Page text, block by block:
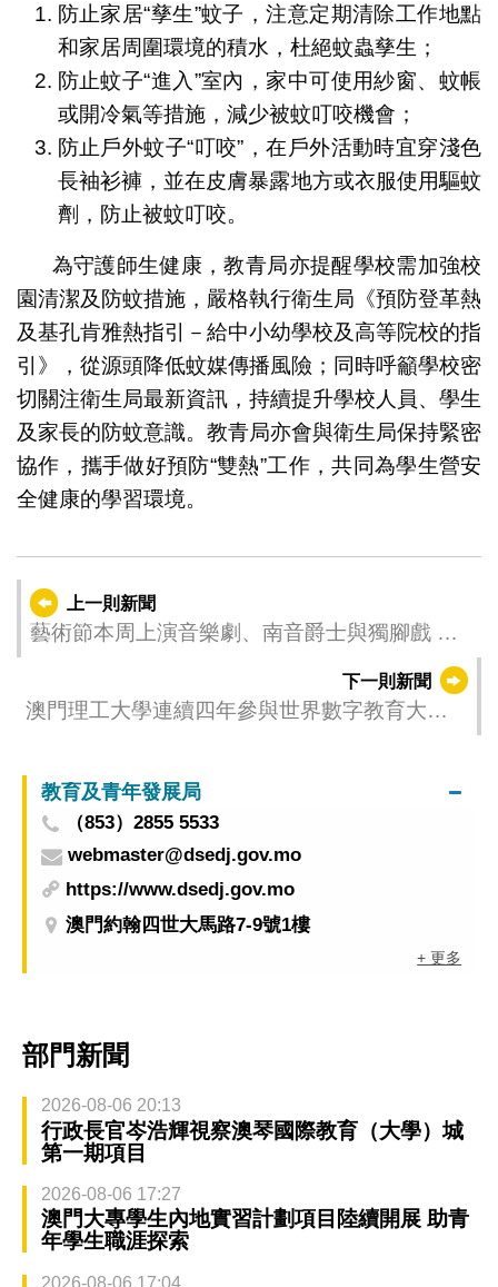
防止家居“孳生”蚊子，注意定期清除工作地點
和家居周圍環境的積水，杜絕蚊蟲孳生；
防止蚊子“進入”室內，家中可使用紗窗、蚊帳
或開冷氣等措施，減少被蚊叮咬機會；
防止戶外蚊子“叮咬”，在戶外活動時宜穿淺色
長袖衫褲，並在皮膚暴露地方或衣服使用驅蚊
劑，防止被蚊叮咬。
為守護師生健康，教青局亦提醒學校需加強校
園清潔及防蚊措施，嚴格執行衛生局《預防登革熱
及基孔肯雅熱指引－給中小幼學校及高等院校的指
引》，從源頭降低蚊媒傳播風險；同時呼籲學校密
切關注衛生局最新資訊，持續提升學校人員、學生
及家長的防蚊意識。教青局亦會與衛生局保持緊密
協作，攜手做好預防“雙熱”工作，共同為學生營安
全健康的學習環境。
上一則新聞
藝術節本周上演音樂劇、南音爵士與獨腳戲 中
下一則新聞
澳門理工大學連續四年參與世界數字教育大會
教育及青年發展局
（853）2855 5533
webmaster@dsedj.gov.mo
https://www.dsedj.gov.mo
澳門約翰四世大馬路7-9號1樓
+ 更多
部門新聞
2026-08-06 20:13
行政長官岑浩輝視察澳琴國際教育（大學）城
第一期項目
2026-08-06 17:27
澳門大專學生內地實習計劃項目陸續開展 助青
年學生職涯探索
2026-08-06 17:04